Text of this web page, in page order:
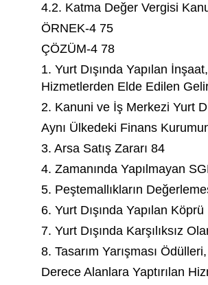
4.2. Katma Değer Vergisi
ÖRNEK-4 75
ÇÖZÜM-4 78
1. Yurt Dışında Yapılan
Hizmetlerden Elde Edilen
2. Kanuni ve İş Merkezi Yurt
Aynı Ülkedeki Finans
3. Arsa Satış Zararı 84
4. Zamanında Yapılmayan
5. Peştemallıkların
6. Yurt Dışında Yapılan
7. Yurt Dışında Karşılıksız
8. Tasarım Yarışması
Derece Alanlara Yaptırılan